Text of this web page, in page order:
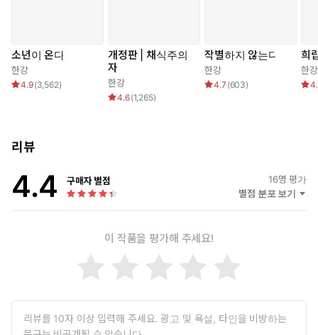
소년이 온다
한강
4.9(3,562)
개정판 | 채식주의
자
한강
4.6(1,265)
작별하지 않는다
한강
4.7 (603)
희
한강
리뷰
4.4 구매자 별점 16명 평가
별점 분포 보기
이 작품을 평가해 주세요!